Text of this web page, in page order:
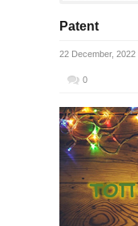
Patent
22 December, 2022
0